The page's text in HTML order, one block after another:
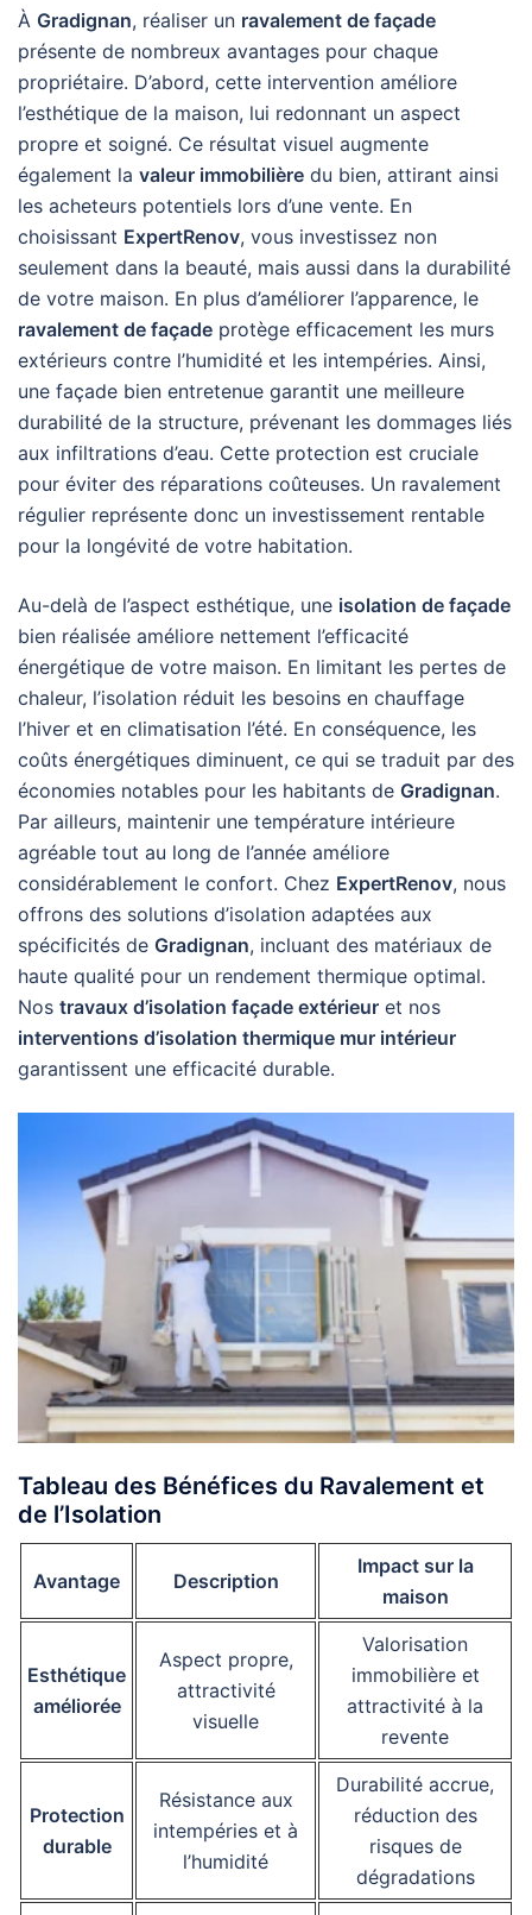
À Gradignan, réaliser un ravalement de façade
présente de nombreux avantages pour chaque
propriétaire. D’abord, cette intervention améliore
l’esthétique de la maison, lui redonnant un aspect
propre et soigné. Ce résultat visuel augmente
également la valeur immobilière du bien, attirant ainsi
les acheteurs potentiels lors d’une vente. En
choisissant ExpertRenov, vous investissez non
seulement dans la beauté, mais aussi dans la durabilité
de votre maison. En plus d’améliorer l’apparence, le
ravalement de façade protège efficacement les murs
extérieurs contre l’humidité et les intempéries. Ainsi,
une façade bien entretenue garantit une meilleure
durabilité de la structure, prévenant les dommages liés
aux infiltrations d’eau. Cette protection est cruciale
pour éviter des réparations coûteuses. Un ravalement
régulier représente donc un investissement rentable
pour la longévité de votre habitation.
Au-delà de l’aspect esthétique, une isolation de façade
bien réalisée améliore nettement l’efficacité
énergétique de votre maison. En limitant les pertes de
chaleur, l’isolation réduit les besoins en chauffage
l’hiver et en climatisation l’été. En conséquence, les
coûts énergétiques diminuent, ce qui se traduit par des
économies notables pour les habitants de Gradignan.
Par ailleurs, maintenir une température intérieure
agréable tout au long de l’année améliore
considérablement le confort. Chez ExpertRenov, nous
offrons des solutions d’isolation adaptées aux
spécificités de Gradignan, incluant des matériaux de
haute qualité pour un rendement thermique optimal.
Nos travaux d’isolation façade extérieur et nos
interventions d’isolation thermique mur intérieur
garantissent une efficacité durable.
Tableau des Bénéfices du Ravalement et
de l’Isolation
Avantage Description
Impact sur la
maison
Esthétique
améliorée
Aspect propre,
attractivité
visuelle
Valorisation
immobilière et
attractivité à la
revente
Protection
durable
Résistance aux
intempéries et à
l’humidité
Durabilité accrue,
réduction des
risques de
dégradations